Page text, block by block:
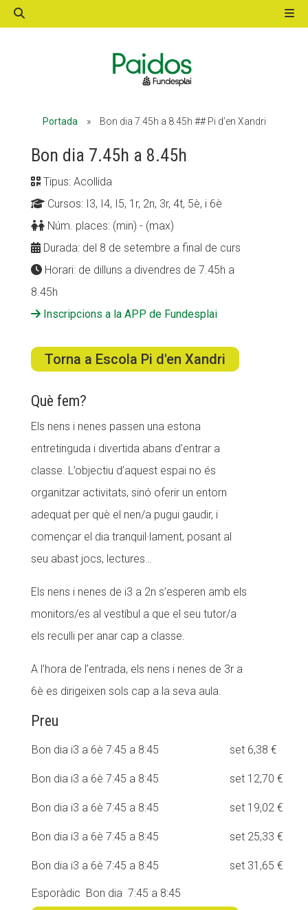
Portada » Bon dia 7.45h a 8.45h ## Pi d’en Xandri
Bon dia 7.45h a 8.45h
Tipus: Acollida
Cursos: I3, I4, I5, 1r, 2n, 3r, 4t, 5è, i 6è
Núm. places: (min) - (max)
Durada: del 8 de setembre a final de curs
Horari: de dilluns a divendres de 7.45h a
8.45h
Inscripcions a la APP de Fundesplai
Torna a Escola Pi d'en Xandri
Què fem?
Els nens i nenes passen una estona
entretinguda i divertida abans d’entrar a
classe. L’objectiu d’aquest espai no és
organitzar activitats, sinó oferir un entorn
adequat per què el nen/a pugui gaudir, i
començar el dia tranquil·lament, posant al
seu abast jocs, lectures…
Els nens i nenes de i3 a 2n s’esperen amb els
monitors/es al vestíbul a que el seu tutor/a
els reculli per anar cap a classe.
A l’hora de l’entrada, els nens i nenes de 3r a
6è es dirigeixen sols cap a la seva aula.
Preu
Bon dia i3 a 6è 7:45 a 8:45 set 6,38 €
Bon dia i3 a 6è 7:45 a 8:45 set 12,70 €
Bon dia i3 a 6è 7:45 a 8:45 set 19,02 €
Bon dia i3 a 6è 7:45 a 8:45 set 25,33 €
Bon dia i3 a 6è 7:45 a 8:45 set 31,65 €
Esporàdic Bon dia 7:45 a 8:45
ACTIVITATS D'ESTIU
ALBERG CENTRE ESPLAI
FORMACIÓ
CASES DE COLÒNIES
ACCIÓ SOCIAL I JOVES
ESPLAIS
SUPORT TERCER SECTOR
CONEIX FUNDESPLAI
La Fundació
L'equip
Missió i valors
Els comptes clars
Memòria d'activitats
Proposta educativa
ACTUALITAT
Notícies
Butlletins